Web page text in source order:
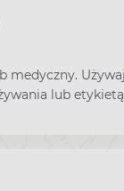
medyczny.
lub